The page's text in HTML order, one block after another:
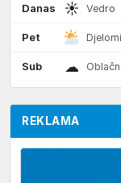
Danas ☀ Vedro
Pet
Sub ☁
REKLAMA